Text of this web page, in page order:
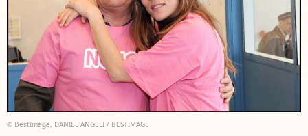
© BestImage, DANIEL ANGELI / BESTIMAGE